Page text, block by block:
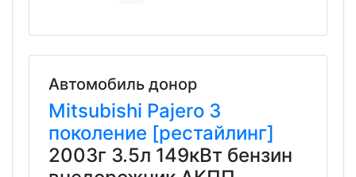
Автомобиль донор
Mitsubishi Pajero 3
поколение [рестайлинг]
2003г 3.5л 149кВт бензин